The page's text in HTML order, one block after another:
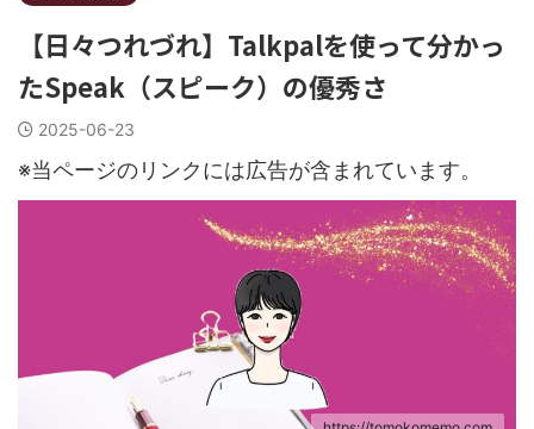
【日々つれづれ】Talkpalを使って分かっ
たSpeak（スピーク）の優秀さ
2025-06-23
※当ページのリンクには広告が含まれています。